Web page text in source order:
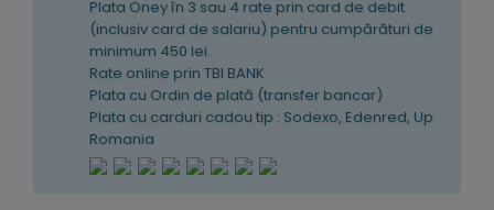
Plata Oney în 3 sau 4 rate prin card de debit
(inclusiv card de salariu) pentru cumpărături de
minimum 450 lei.
Rate online prin TBI BANK
Plata cu Ordin de plată (transfer bancar)
Plata cu carduri cadou tip : Sodexo, Edenred, Up
Romania